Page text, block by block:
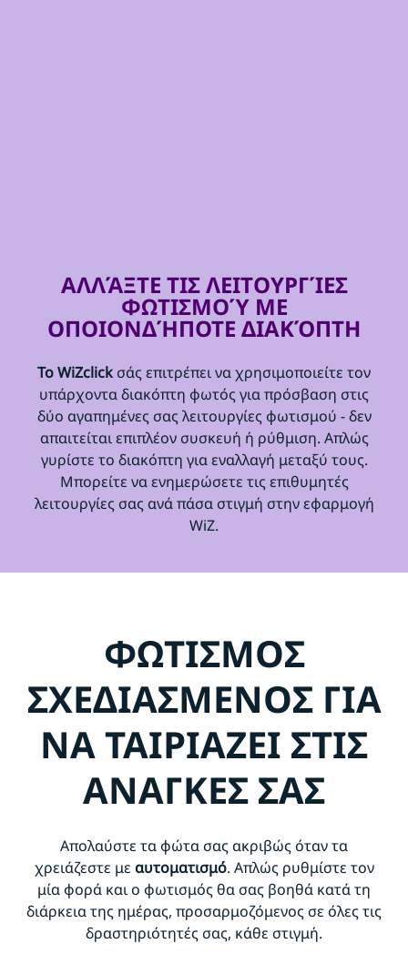
ΑΛΛΆΞΤΕ ΤΙΣ ΛΕΙΤΟΥΡΓΊΕΣ
ΦΩΤΙΣΜΟΎ ΜΕ
ΟΠΟΙΟΝΔΉΠΟΤΕ ΔΙΑΚΌΠΤΗ
Το WiZclick σάς επιτρέπει να χρησιμοποιείτε τον
υπάρχοντα διακόπτη φωτός για πρόσβαση στις
δύο αγαπημένες σας λειτουργίες φωτισμού - δεν
απαιτείται επιπλέον συσκευή ή ρύθμιση. Απλώς
γυρίστε το διακόπτη για εναλλαγή μεταξύ τους.
Μπορείτε να ενημερώσετε τις επιθυμητές
λειτουργίες σας ανά πάσα στιγμή στην εφαρμογή
WiZ.
ΦΩΤΙΣΜΟΣ
ΣΧΕΔΙΑΣΜΕΝΟΣ ΓΙΑ
ΝΑ ΤΑΙΡΙΑΖΕΙ ΣΤΙΣ
ΑΝΑΓΚΕΣ ΣΑΣ
Απολαύστε τα φώτα σας ακριβώς όταν τα
χρειάζεστε με αυτοματισμό. Απλώς ρυθμίστε τον
μία φορά και ο φωτισμός θα σας βοηθά κατά τη
διάρκεια της ημέρας, προσαρμοζόμενος σε όλες τις
δραστηριότητές σας, κάθε στιγμή.